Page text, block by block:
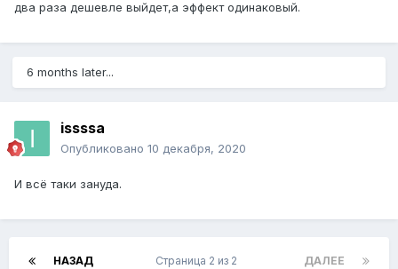
два раза дешевле выйдет,а эффект одинаковый.
6 months later...
issssa
Опубликовано 10 декабря, 2020
И всё таки зануда.
НАЗАД ДАЛЕЕ
Страница 2 из 2